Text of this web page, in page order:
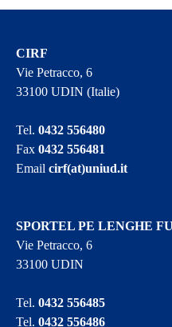
CIRF
Vie Petracco, 6
33100 UDIN (Italie)
Tel.0432 556480
Fax0432 556481
Emailcirf(at)uniud.it
SPORTEL PE LENGHE
Vie Petracco, 6
33100 UDIN
Tel.0432 556485
Tel.0432 556486